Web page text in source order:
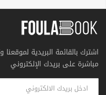
اشترك بالقائمة البريدية
مباشرة على بريدك الإلكتروني